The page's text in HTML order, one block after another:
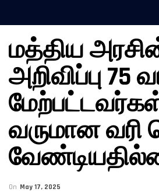
மத்திய
அறிவிப்பு 75
வருமான வரி
On May 17, 2025